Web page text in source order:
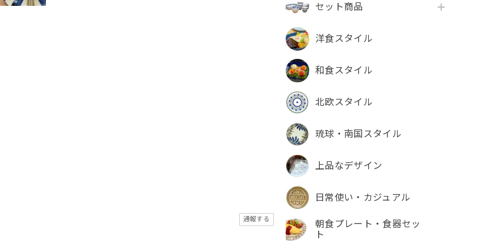
セット商品
洋食スタイル
和食スタイル
北欧スタイル
琉球・南国スタイル
上品なデザイン
日常使い・カジュアル
朝食プレート・食器セッ
ト
通報する